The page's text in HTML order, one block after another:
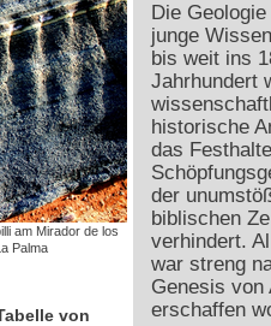
am Mirador de los
Palma
von
Die
junge
bis weit ins
Jahrhundert
historische
das
der
biblischen
verhindert.
war streng
Genesis von
erschaffen